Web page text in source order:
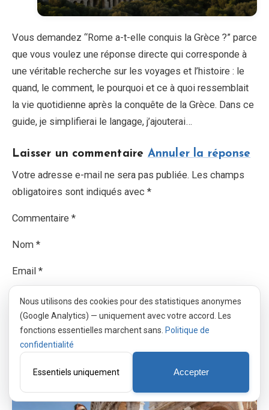
Vous demandez “Rome a-t-elle conquis la Grèce ?” parce
que vous voulez une réponse directe qui corresponde à
une véritable recherche sur les voyages et l’histoire : le
quand, le comment, le pourquoi et ce à quoi ressemblait
la vie quotidienne après la conquête de la Grèce. Dans ce
guide, je simplifierai le langage, j’ajouterai…
Laisser un commentaire Annuler la réponse
Votre adresse e-mail ne sera pas publiée. Les champs
obligatoires sont indiqués avec *
Commentaire *
Nom *
Email *
Site Web
Enregistrer mon nom, mon e-mail et mon site dans le
navigateur pour mon prochain commentaire.
Nous utilisons des cookies pour des statistiques anonymes
(Google Analytics) — uniquement avec votre accord. Les
fonctions essentielles marchent sans. Politique de
confidentialité
Essentiels uniquement Accepter